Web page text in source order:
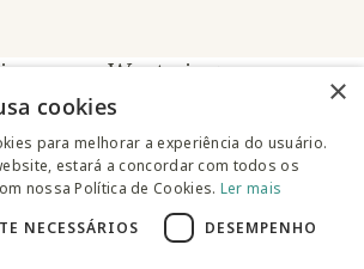
o app Westwing
×
cookies
para melhorar a experiência do usuário.
estará a concordar com todos os
nossa Política de Cookies. Ler mais
NECESSÁRIOS
DESEMPENHO